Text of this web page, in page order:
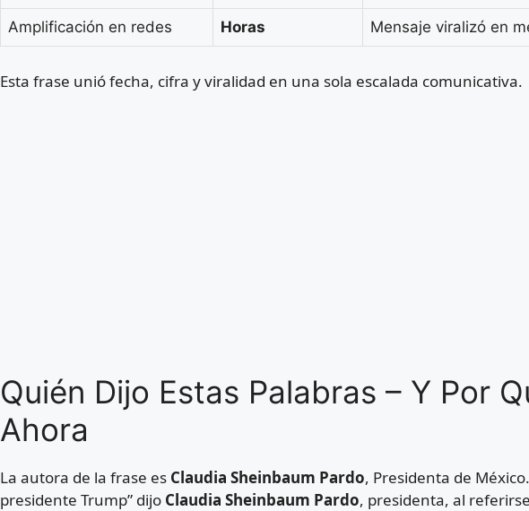
Amplificación en redes Horas Mensaje viralizó en
Esta frase unió fecha, cifra y viralidad en una sola escalada comunicativa.
Quién Dijo Estas Palabras – Y Por
Ahora
La autora de la frase es Claudia Sheinbaum Pardo, Presidenta de
presidente Trump” dijo Claudia Sheinbaum Pardo, presidenta, al